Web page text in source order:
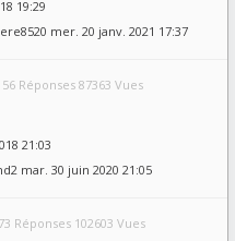
19:29
mer. 20 janv. 2021 17:37
56 Réponses 87363 Vues
21:03
mar. 30 juin 2020 21:05
73 Réponses 102603 Vues